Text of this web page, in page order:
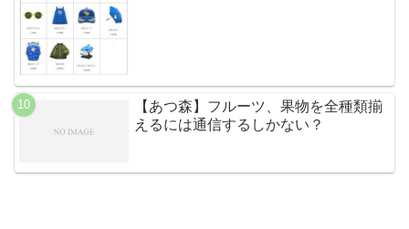
【あつ森】フルーツ、果物を全種類揃
えるには通信するしかない？